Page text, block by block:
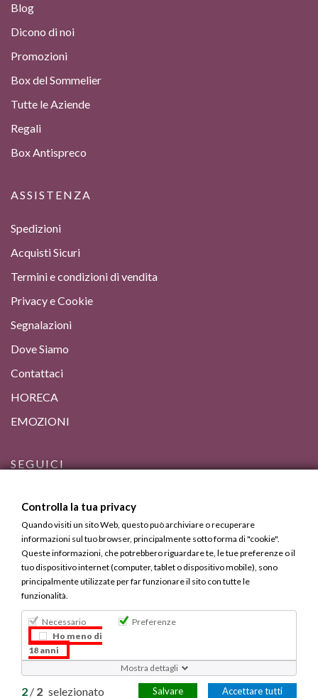
Blog
Dicono di noi
Promozioni
Box del Sommelier
Tutte le Aziende
Regali
Box Antispreco
ASSISTENZA
Spedizioni
Acquisti Sicuri
Termini e condizioni di vendita
Privacy e Cookie
Segnalazioni
Dove Siamo
Contattaci
HORECA
EMOZIONI
SEGUICI
Bevi Responsabilmente, ma Calabrese.
Copyright © 2013 - 2025 Calabria Gourmet. Tutti i diritti
riservati.
Controlla la tua privacy
Quando visiti un sito Web, questo può archiviare o recuperare
informazioni sul tuo browser, principalmente sotto forma di "cookie".
Queste informazioni, che potrebbero riguardare te, le tue preferenze o il
tuo dispositivo internet (computer, tablet o dispositivo mobile), sono
principalmente utilizzate per far funzionare il sito con tutte le
funzionalità.
Necessario
Preferenze
Ho meno di
18 anni
Mostra dettagli
2 / 2 selezionato Accettare tutti
Salvare